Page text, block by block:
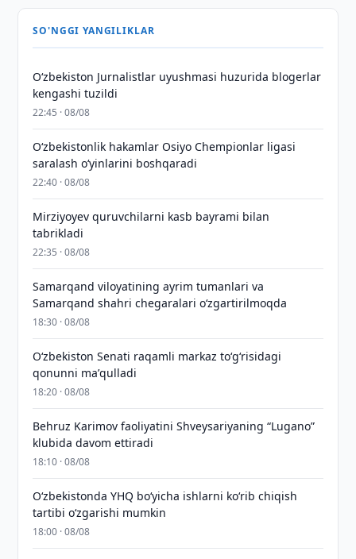
SO'NGGI YANGILIKLAR
O‘zbekiston Jurnalistlar uyushmasi huzurida blogerlar
kengashi tuzildi
22:45 · 08/08
O‘zbekistonlik hakamlar Osiyo Chempionlar ligasi
saralash o‘yinlarini boshqaradi
22:40 · 08/08
Mirziyoyev quruvchilarni kasb bayrami bilan
tabrikladi
22:35 · 08/08
Samarqand viloyatining ayrim tumanlari va
Samarqand shahri chegaralari oʻzgartirilmoqda
18:30 · 08/08
Oʻzbekiston Senati raqamli markaz toʻgʻrisidagi
qonunni maʼqulladi
18:20 · 08/08
Behruz Karimov faoliyatini Shveysariyaning “Lugano”
klubida davom ettiradi
18:10 · 08/08
O‘zbekistonda YHQ bo‘yicha ishlarni ko‘rib chiqish
tartibi o‘zgarishi mumkin
18:00 · 08/08